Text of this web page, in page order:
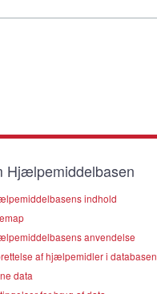
Hjælpemiddelbasen
indhold
anvendelse
af hjælpemidler i databasen
data